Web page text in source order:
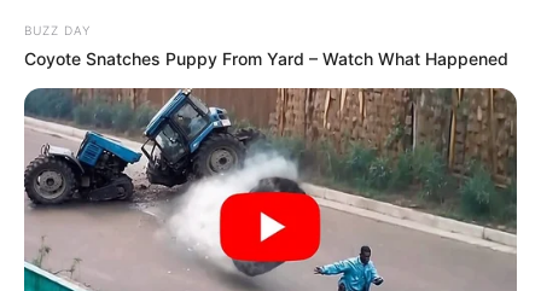
Wäre es nicht besser, wenn sich die Präsidenten und
Generäle mit Knüppeln gegenseitig erschlagen würden,
statt mit ihren Herdenarmeen so viele andere Menschen
zu ermorden?
BUZZ DAY
Coyote Snatches Puppy From Yard – Watch What Happened